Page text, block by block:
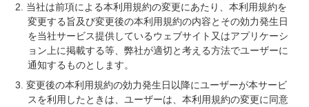
当社は前項による本利用規約の変更にあたり、本利用規約を
変更する旨及び変更後の本利用規約の内容とその効力発生日
を当社サービス提供しているウェブサイト又はアプリケーシ
ョン上に掲載する等、弊社が適切と考える方法でユーザーに
通知するものとします。
変更後の本利用規約の効力発生日以降にユーザーが本サービ
スを利用したときは、ユーザーは、本利用規約の変更に同意